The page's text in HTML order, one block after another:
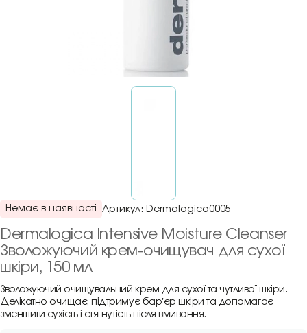
Немає в наявності Артикул: Dermalogica0005
Dermalogica Intensive Moisture Cleanser
Зволожуючий крем-очищувач для сухої
шкіри, 150 мл
Зволожуючий очищувальний крем для сухої та чутливої шкіри.
Делікатно очищає, підтримує барʼєр шкіри та допомагає
зменшити сухість і стягнутість після вмивання.